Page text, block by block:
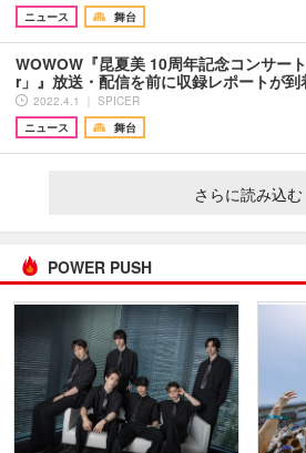
ニュース
舞台
WOWOW『昆夏美 10周年記念コンサー
r」』放送・配信を前に収録レポートが到
2022.4.1 ｜ SPICER
ニュース
舞台
さらに読み込む
POWER PUSH